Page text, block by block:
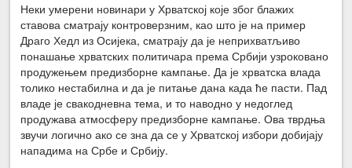
Неки умерени новинари у Хрватској које због блажих
ставова сматрају контроверзним, као што је на пример
Драго Хедл из Осијека, сматрају да је неприхватљиво
понашање хрватских политичара према Србији узроковано
продужењем предизборне кампање. Да је хрватска влада
толико нестабилна и да је питање дана када ће пасти. Пад
владе је свакодневна тема, и то наводно у недоглед
продужава атмосферу предизборне кампање. Ова тврдња
звучи логично ако се зна да се у Хрватској избори добијају
нападима на Србе и Србију.